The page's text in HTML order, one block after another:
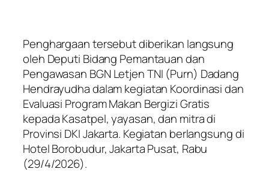
Penghargaan tersebut diberikan langsung
oleh Deputi Bidang Pemantauan dan
Pengawasan BGN Letjen TNI (Purn) Dadang
Hendrayudha dalam kegiatan Koordinasi dan
Evaluasi Program Makan Bergizi Gratis
kepada Kasatpel, yayasan, dan mitra di
Provinsi DKI Jakarta. Kegiatan berlangsung di
Hotel Borobudur, Jakarta Pusat, Rabu
(29/4/2026).